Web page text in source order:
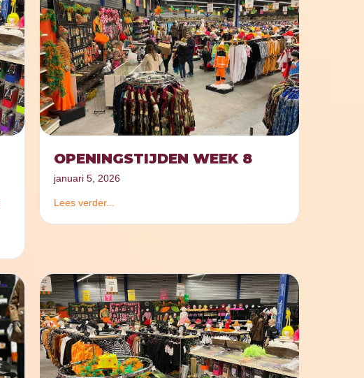
OPENINGSTIJDEN WEEK 8
januari 5, 2026
Lees verder...